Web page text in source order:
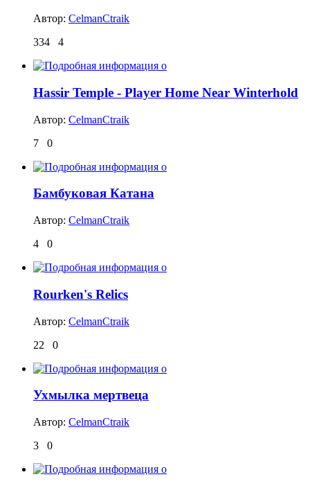
Автор: CelmanCtraik
334
4
Hassir Temple - Player Home Near Winterhold
Автор: CelmanCtraik
7
0
Бамбуковая Катана
Автор: CelmanCtraik
4
0
Rourken's Relics
Автор: CelmanCtraik
22
0
Ухмылка мертвеца
Автор: CelmanCtraik
3
0